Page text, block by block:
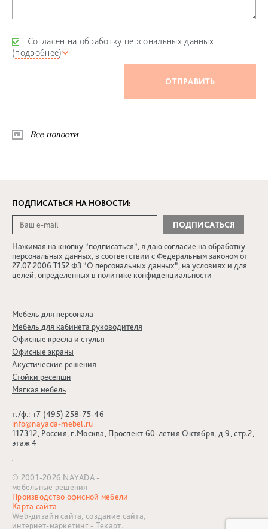
Согласен на обработку персональных данных
(подробнее)
Все новости
ПОДПИСАТЬСЯ НА НОВОСТИ:
Нажимая на кнопку “подписаться”, я даю согласие на обработку
персональных данных, в соответствии с Федеральным законом от
27.07.2006 Т152 ФЗ “О персональных данных”, на условиях и для
целей, определенных в политике конфиденциальности
Мебель для персонала
Мебель для кабинета руководителя
Офисные кресла и стулья
Офисные экраны
Акустические решения
Стойки ресепшн
Мягкая мебель
т./ф.: +7 (495) 258-75-46
info@nayada-mebel.ru
117312, Россия, г.Москва, Проспект 60-летия Октября, д.9, стр.2,
этаж 4
© 2001-2026 NAYADA -
мебельные решения
Производство офисной мебели
Карта сайта
Web-дизайн сайта,создание сайта,
интернет-маркетинг - Текарт.